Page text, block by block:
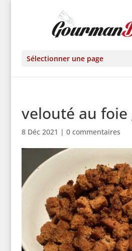
Sélectionner une page
velouté au foie
8 Déc 2021 | 0 commentaires